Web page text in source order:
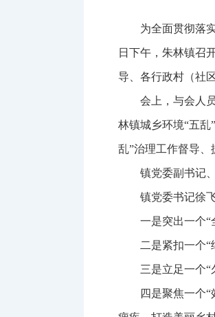
为全面贯彻落
日下午，朱林镇召
导、各行政村（社
会上，与会人
林镇城乡环境“五
乱”治理工作督导、
镇党委副书记
镇党委书记徐
一是突出一个
二是紧扣一个
三是立足一个
四是聚焦一个